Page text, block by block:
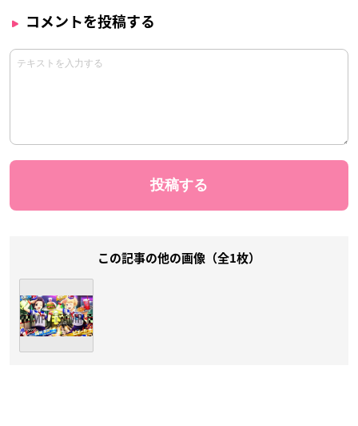
コメントを投稿する
この記事の他の画像（全1枚）